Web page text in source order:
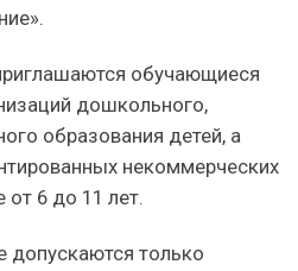
обучающиеся
дошкольного,
образования детей, а
некоммерческих
от 6 до 11 лет.
допускаются только